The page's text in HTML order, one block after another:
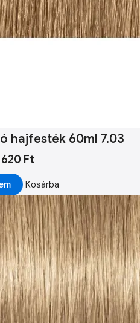
hajfesték 60ml 7.03
Ft
Kosárba